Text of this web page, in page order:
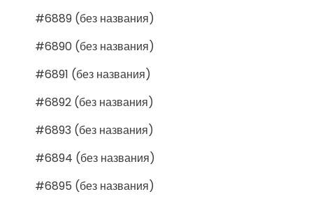
#6889 (без названия)
#6890 (без названия)
#6891 (без названия)
#6892 (без названия)
#6893 (без названия)
#6894 (без названия)
#6895 (без названия)